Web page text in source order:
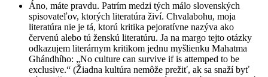
Áno, máte pravdu. Patrím medzi tých málo slovenských
spisovateľov, ktorých literatúra živí. Chvalabohu, moja
literatúra nie je tá, ktorú kritika pejoratívne nazýva ako
červenú alebo tú ženskú literatúru. Ja na margo tejto otázky
odkazujem literárnym kritikom jednu myšlienku Mahatma
Ghándhího: „No culture can survive if is attemped to be
exclusive.“ (Žiadna kultúra nemôže prežiť, ak sa snaží byť